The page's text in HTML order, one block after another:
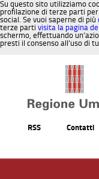
Su questo sito utilizziamo
profilazione di terze parti
social. Se vuoi saperne di più
terze parti visita la pagina
schermo, effettuando
presti il consenso all’uso di
RSS Contatti